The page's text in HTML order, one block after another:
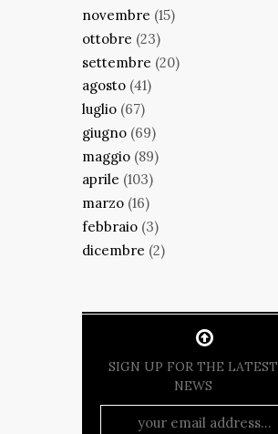
novembre (15)
ottobre (23)
settembre (20)
agosto (41)
luglio (67)
giugno (69)
maggio (89)
aprile (103)
marzo (16)
febbraio (3)
dicembre (2)
SIGN UP FOR THE LATEST
NEWS